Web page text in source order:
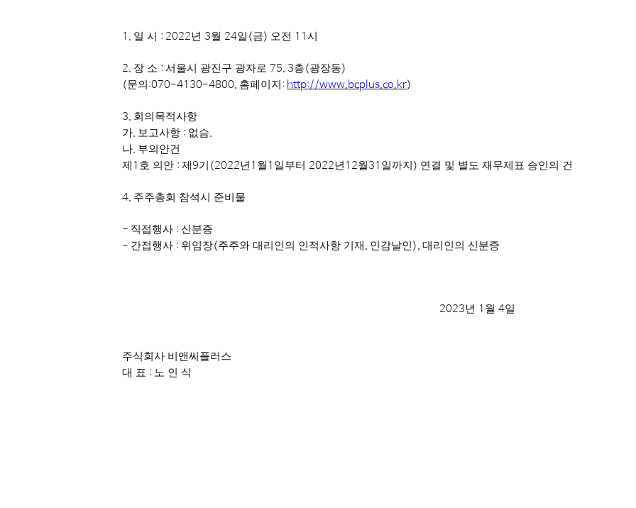
1. 일 시 : 2022년 3월 24일 (금) 오전 11 시
2. 장 소 : 서울시 광진구 광자로 75. 3층(광장동)
(문의 :070-4130-4800, 홈페이지 : http://www.bcplus.co.kr)
3. 회의목적사항
가. 보고사항 : 없슴.
나. 부의안건
제 1 호 의안 : 제 9기 (2022년 1 월 1 일부터 2022년 12월31 일까지 ) 연결 및 별도 재무제표 승인의 건
4. 주주총회 참석시 준비물
- 직접행사 : 신분증
- 간접행사 : 위임장(주주와 대리인의 인적사항 기재 , 인감날인 ), 대리인의 신분증
2023년 1 월 4일
주식회사 비앤씨플러스
대 표 : 노 인 식